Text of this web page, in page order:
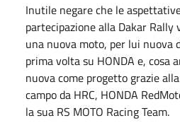
Inutile negare che le
partecipazione alla Dakar Rally
una nuova moto, per lui nuova
prima volta su HONDA e, cosa
nuova come progetto grazie
campo da HRC, HONDA
la sua RS MOTO Racing Team.